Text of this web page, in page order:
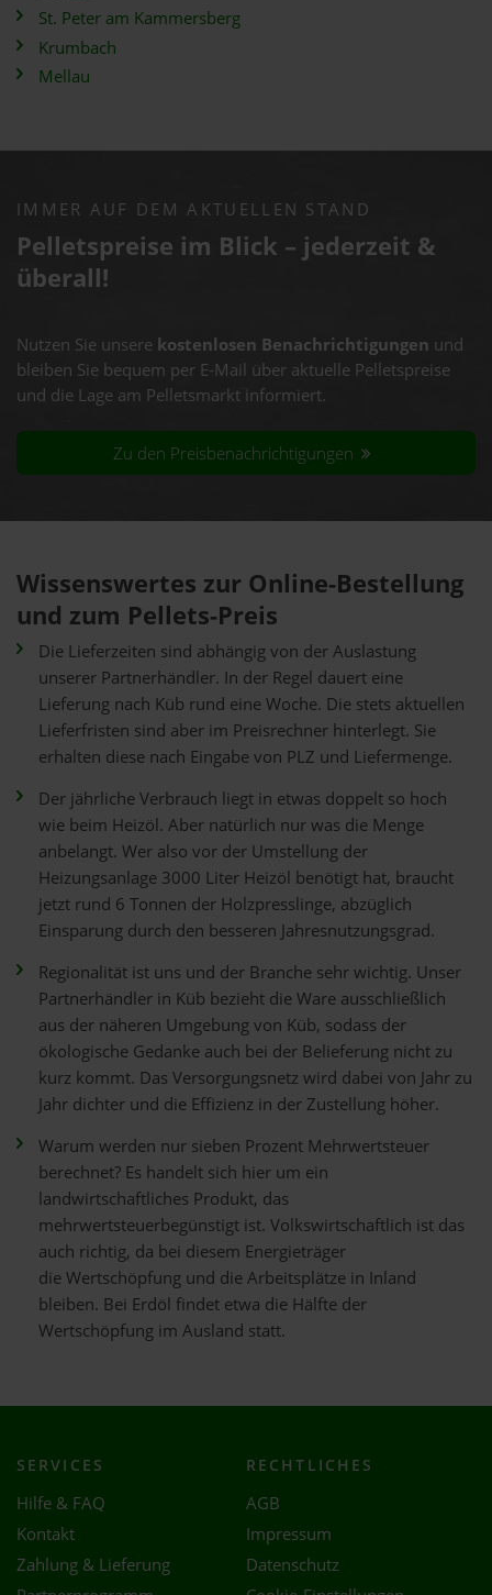
St. Peter am Kammersberg
Krumbach
Mellau
IMMER AUF DEM AKTUELLEN STAND
Pelletspreise im Blick – jederzeit &
überall!
Nutzen Sie unsere kostenlosen Benachrichtigungen und
bleiben Sie bequem per E-Mail über aktuelle Pelletspreise
und die Lage am Pelletsmarkt informiert.
Zu den Preisbenachrichtigungen
Wissenswertes zur Online-Bestellung
und zum Pellets-Preis
Die Lieferzeiten sind abhängig von der Auslastung
unserer Partnerhändler. In der Regel dauert eine
Lieferung nach Küb rund eine Woche. Die stets aktuellen
Lieferfristen sind aber im Preisrechner hinterlegt. Sie
erhalten diese nach Eingabe von PLZ und Liefermenge.
Der jährliche Verbrauch liegt in etwas doppelt so hoch
wie beim Heizöl. Aber natürlich nur was die Menge
anbelangt. Wer also vor der Umstellung der
Heizungsanlage 3000 Liter Heizöl benötigt hat, braucht
jetzt rund 6 Tonnen der Holzpresslinge, abzüglich
Einsparung durch den besseren Jahresnutzungsgrad.
Regionalität ist uns und der Branche sehr wichtig. Unser
Partnerhändler in Küb bezieht die Ware ausschließlich
aus der näheren Umgebung von Küb, sodass der
ökologische Gedanke auch bei der Belieferung nicht zu
kurz kommt. Das Versorgungsnetz wird dabei von Jahr zu
Jahr dichter und die Effizienz in der Zustellung höher.
Warum werden nur sieben Prozent Mehrwertsteuer
berechnet? Es handelt sich hier um ein
landwirtschaftliches Produkt, das
mehrwertsteuerbegünstigt ist. Volkswirtschaftlich ist das
auch richtig, da bei diesem Energieträger
die Wertschöpfung und die Arbeitsplätze in Inland
bleiben. Bei Erdöl findet etwa die Hälfte der
Wertschöpfung im Ausland statt.
SERVICES
Hilfe & FAQ
Kontakt
Zahlung & Lieferung
RECHTLICHES
AGB
Impressum
Datenschutz